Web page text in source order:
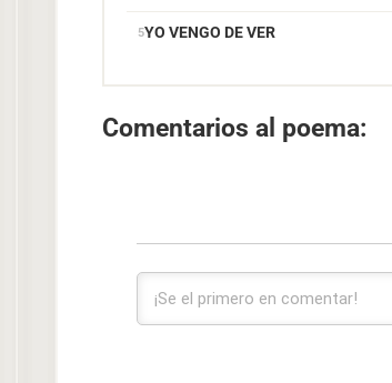
YO VENGO DE VER
Comentarios al poema: